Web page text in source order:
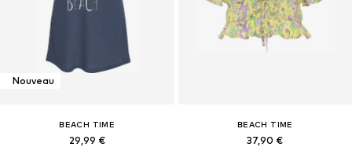
Nouveau
BEACH TIME
29,99 €
BEACH TIME
37,90 €